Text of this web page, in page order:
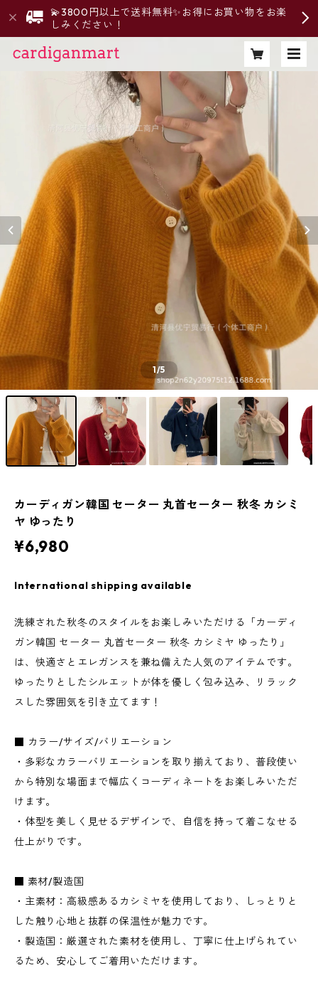
💫3800円以上で送料無料✨お得にお買い物をお楽
しみください！
1/5
カーディガン韓国 セーター 丸首セーター 秋冬 カシミ
ヤ ゆったり
¥6,980
International shipping available
洗練された秋冬のスタイルをお楽しみいただける「カーディ
ガン韓国 セーター 丸首セーター 秋冬 カシミヤ ゆったり」
は、快適さとエレガンスを兼ね備えた人気のアイテムです。
ゆったりとしたシルエットが体を優しく包み込み、リラック
スした雰囲気を引き立てます！
■ カラー/サイズ/バリエーション
・多彩なカラーバリエーションを取り揃えており、普段使い
から特別な場面まで幅広くコーディネートをお楽しみいただ
けます。
・体型を美しく見せるデザインで、自信を持って着こなせる
仕上がりです。
■ 素材/製造国
・主素材：高級感あるカシミヤを使用しており、しっとりと
した触り心地と抜群の保温性が魅力です。
・製造国：厳選された素材を使用し、丁寧に仕上げられてい
るため、安心してご着用いただけます。